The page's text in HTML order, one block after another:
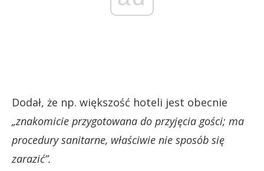
Dodał, że np. większość hoteli jest obecnie
„znakomicie przygotowana do przyjęcia gości; ma
procedury sanitarne, właściwie nie sposób się
zarazić”.